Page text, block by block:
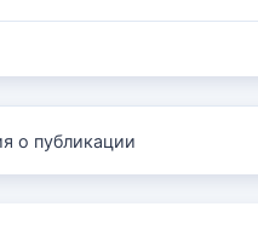
о публикации